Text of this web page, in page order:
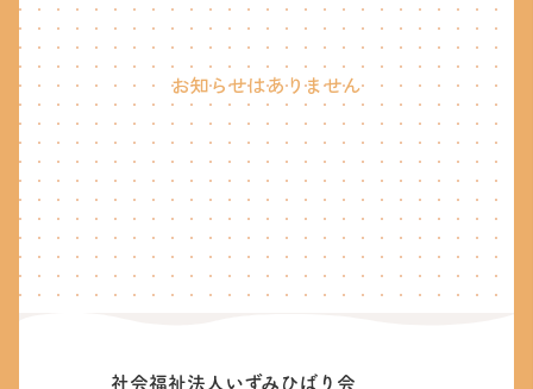
お知らせはありません
社会福祉法人いずみひばり会